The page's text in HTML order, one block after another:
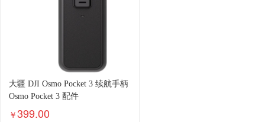
大疆 DJI Osmo Pocket 3 续航手柄
Osmo Pocket 3 配件
￥399.00